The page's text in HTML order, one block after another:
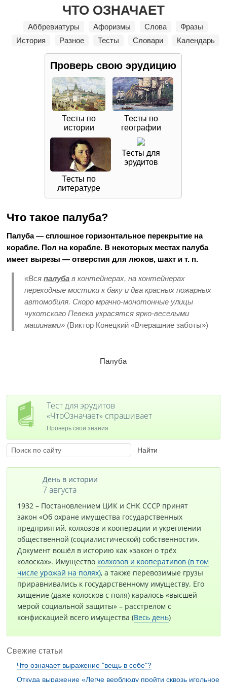
ЧТО ОЗНАЧАЕТ
Аббревиатуры Афоризмы Слова
Фразы
История
Разное Тесты Словари Календарь
Проверь свою эрудицию
Тесты по
истории
Тесты по
географии
Тесты по
литературе
Тесты для
эрудитов
Что такое палуба?
Палуба — сплошное горизонтальное перекрытие на
корабле. Пол на корабле. В некоторых местах палуба
имеет вырезы — отверстия для люков, шахт и т. п.
«Всяпалуба в контейнерах, на контейнерах
переходные мостики к баку и два красных пожарных
автомобиля. Скоро мрачно-монотонные улицы
чукотского Певека украсятся ярко-веселыми
машинами» (Виктор Конецкий «Вчерашние заботы»)
Палуба
Тест для эрудитов
«ЧтоОзначает» спрашивает
Проверь свои знания
День в истории
7 августа
1932 – Постановлением ЦИК и СНК СССР принят
закон «Об охране имущества государственных
предприятий, колхозов и кооперации и укреплении
общественной (социалистической) собственности».
Документ вошёл в историю как «закон о трёх
колосках». Имущество колхозов и кооперативов (в том
числе урожай на полях), а также перевозимые грузы
приравнивались к государственному имуществу. Его
хищение (даже колосков с поля) каралось «высшей
мерой социальной защиты» – расстрелом с
конфискацией всего имущества (Весь день)
Свежие статьи
Что означает выражение "вещь в себе"?
Откуда выражение «Легче верблюду пройти сквозь игольное